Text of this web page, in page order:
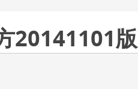
20141101版